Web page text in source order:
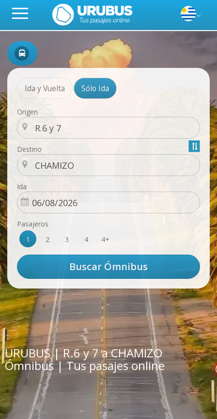
Ida y Vuelta Sólo Ida
Origen
Destino
Ida
Pasajeros
1
2 3 4 4+
URUBUS | R.6 y 7 a CHAMIZO
Ómnibus | Tus pasajes online